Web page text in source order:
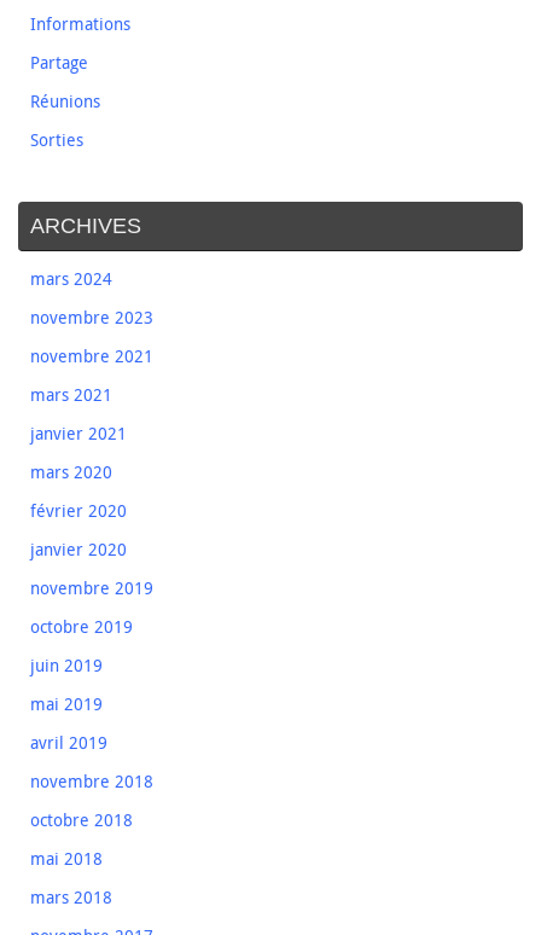
Informations
Partage
Réunions
Sorties
ARCHIVES
mars 2024
novembre 2023
novembre 2021
mars 2021
janvier 2021
mars 2020
février 2020
janvier 2020
novembre 2019
octobre 2019
juin 2019
mai 2019
avril 2019
novembre 2018
octobre 2018
mai 2018
mars 2018